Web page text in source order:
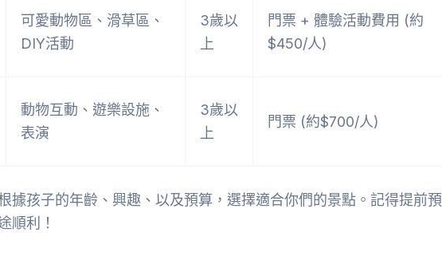
可愛動物區、滑草區、
DIY活動
3歲以
上
門票 + 體驗活動費用 (約
$450/人)
動物互動、遊樂設施、
表演
3歲以
上
門票 (約$700/人)
據孩子的年齡、興趣、以及預算，選擇適合你們的景點。記得提前預
順利！